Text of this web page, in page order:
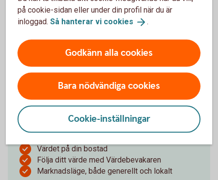
Värdera din bostad
Det finns flera skäl att hålla koll på värdet av din
bostad. Kanske planerar du att sälja, vill hålla dig
uppdaterad om värdet, eller behöver
värderingsinformation för lån. Vid ett möte med våra
mäklare kommer ni prata om:
Värdet på din bostad
Följa ditt värde med Värdebevakaren
Marknadsläge, både generellt och lokalt
på cookie-sidan eller under din profil när du är
inloggad. Så hanterar vi cookies .
Godkänn alla cookies
Bara nödvändiga cookies
Cookie-inställningar